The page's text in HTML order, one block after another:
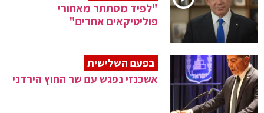
"לפיד מסתתר מאחורי
פוליטיקאים אחרים"
בפעם השלישית
אשכנזי נפגש עם שר החוץ הירדני